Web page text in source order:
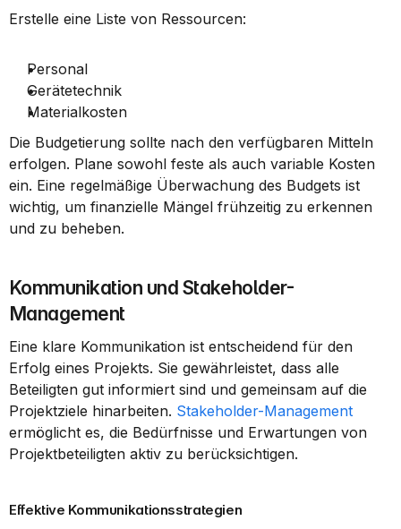
Erstelle eine Liste von Ressourcen:
Personal
Gerätetechnik
Materialkosten
Die Budgetierung sollte nach den verfügbaren Mitteln
erfolgen. Plane sowohl feste als auch variable Kosten
ein. Eine regelmäßige Überwachung des Budgets ist
wichtig, um finanzielle Mängel frühzeitig zu erkennen
und zu beheben.
Kommunikation und Stakeholder-
Management
Eine klare Kommunikation ist entscheidend für den
Erfolg eines Projekts. Sie gewährleistet, dass alle
Beteiligten gut informiert sind und gemeinsam auf die
Projektziele hinarbeiten. Stakeholder-Management
ermöglicht es, die Bedürfnisse und Erwartungen von
Projektbeteiligten aktiv zu berücksichtigen.
Effektive Kommunikationsstrategien